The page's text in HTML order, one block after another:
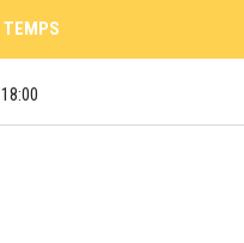
TEMPS
18:00